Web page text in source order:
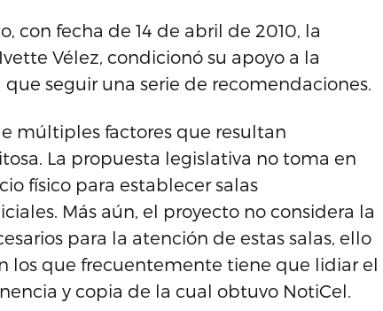
con fecha de 14 de abril de 2010, la
Vélez, condicionó su apoyo a la
seguir una serie de recomendaciones.
múltiples factores que resultan
La propuesta legislativa no toma en
físico para establecer salas
Más aún, el proyecto no considera la
para la atención de estas salas, ello
los que frecuentemente tiene que lidiar el
y copia de la cual obtuvo NotiCel.